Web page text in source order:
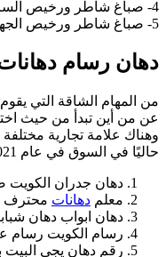
4- صباغ شاطر ورخيص السرة
5- صباغ شاطر ورخيص الجهراء
دهان رسام
من المهام الشاقة التي
عن من أين تبدأ من حيث
وهناك علامة تجارية
حاليًا في السوق في عام 2021
دهان جدران الكويت
معلم دهانات محترف
دهان ابواب دهان
رسام الكويت رسام
رقم دهان يجي البيت